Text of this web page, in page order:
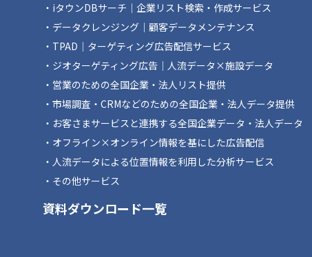
iタウンDBサーチ｜企業リスト検索・作成サービス
データクレンジング｜顧客データメンテナンス
TPAD｜ターゲティング広告配信サービス
ジオターゲティング広告｜人流データ×施設データ
営業のための全国企業・法人リスト提供
市場調査・CRMなどのための全国企業・法人データ提供
お客さまサービスと連携する全国企業データ・法人データ
オフライン×オンライン情報を基にした広告配信
人流データによる位置情報を利用した分析サービス
その他サービス
資料ダウンロード一覧